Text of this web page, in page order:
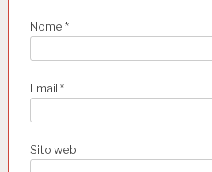
Nome *
Email *
Sito web